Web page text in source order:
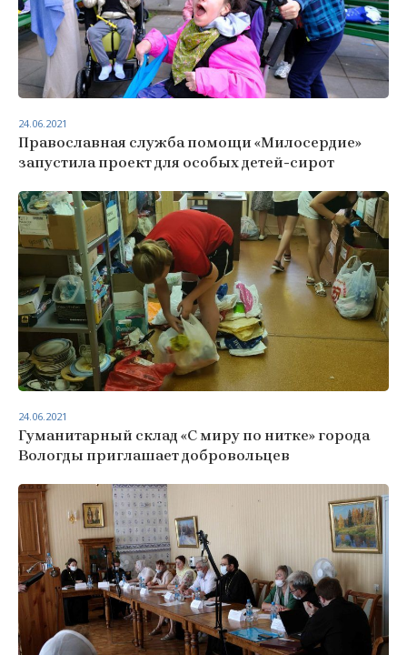
Православная служба помощи «Милосердие»
запустила проект для особых детей-сирот
24.06.2021
Гуманитарный склад «С миру по нитке» города
Вологды приглашает добровольцев
24.06.2021